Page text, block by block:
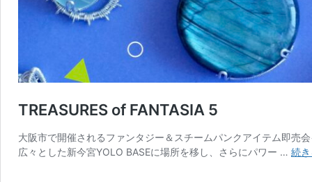
TREASURES of FANTASIA 5
大阪市で開催されるファンタジー＆スチームパンクアイテム即売
広々とした新今宮YOLO BASEに場所を移し、さらにパワー … 続